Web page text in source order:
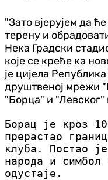
"Зато вјерујем да
терену и
Нека Градски
које се креће ка
је цијела
друштвеној мрежи
"Борца" и "Левског"
Борац је кроз
прерастао
клуба. Постао
народа и симбол
одустаје.